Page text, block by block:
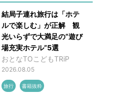
結局子連れ旅行は「ホテ
ルで楽しむ」が正解 観
光いらずで大満足の“遊び
場充実ホテル”5選
おとなTOこどもTRiP
2026.08.05
旅行 書籍抜粋